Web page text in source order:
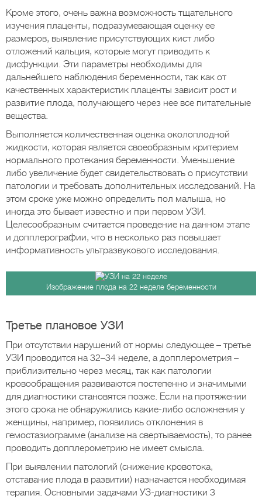
Кроме этого, очень важна возможность тщательного
изучения плаценты, подразумевающая оценку ее
размеров, выявление присутствующих кист либо
отложений кальция, которые могут приводить к
дисфункции. Эти параметры необходимы для
дальнейшего наблюдения беременности, так как от
качественных характеристик плаценты зависит рост и
развитие плода, получающего через нее все питательные
вещества.
Выполняется количественная оценка околоплодной
жидкости, которая является своеобразным критерием
нормального протекания беременности. Уменьшение
либо увеличение будет свидетельствовать о присутствии
патологии и требовать дополнительных исследований. На
этом сроке уже можно определить пол малыша, но
иногда это бывает известно и при первом УЗИ.
Целесообразным считается проведение на данном этапе
и допплерографии, что в несколько раз повышает
информативность ультразвукового исследования.
Изображение плода на 22 неделе беременности
Третье плановое УЗИ
При отсутствии нарушений от нормы следующее – третье
УЗИ проводится на 32–34 неделе, а допплерометрия –
приблизительно через месяц, так как патологии
кровообращения развиваются постепенно и значимыми
для диагностики становятся позже. Если на протяжении
этого срока не обнаружились какие-либо осложнения у
женщины, например, появились отклонения в
гемостазиограмме (анализе на свертываемость), то ранее
проводить допплерометрию не имеет смысла.
При выявлении патологий (снижение кровотока,
отставание плода в развитии) назначается необходимая
терапия. Основными задачами УЗ-диагностики 3